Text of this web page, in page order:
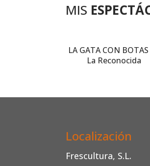
MIS
LA GATA CON
La Reconocida
Localización
Frescultura, S.L.